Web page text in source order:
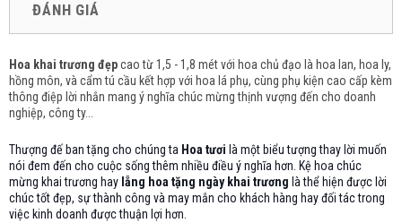
ĐÁNH GIÁ
Hoa khai trương đẹpcao từ 1,5 - 1,8 mét với hoa chủ đạo là hoa lan, hoa ly,
hồng môn, và cẩm tú cầu kết hợp với hoa lá phụ, cùng phụ kiện cao cấp kèm
thông điệp lời nhắn mang ý nghĩa chúc mừng thịnh vượng đến cho doanh
nghiệp, công ty...
Thượng đế ban tặng cho chúng ta Hoa tươi là một biểu tượng thay lời muốn
nói đem đến cho cuộc sống thêm nhiều điều ý nghĩa hơn. Kệ hoa chúc
mừng khai trương hay lẵng hoa tặng ngày khai trương là thể hiện được lời
chúc tốt đẹp, sự thành công và may mắn cho khách hàng hay đối tác trong
việc kinh doanh được thuận lợi hơn.